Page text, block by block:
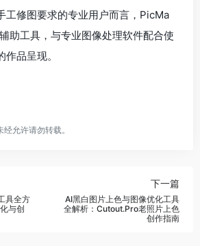
工修图要求的专业用户而言，PicMa
助工具，与专业图像处理软件配合使
品呈现。
允许请勿转载。
具全方
与创
下一篇
AI黑白图片上色与图像优化工具
全解析：Cutout.Pro老照片上色
创作指南